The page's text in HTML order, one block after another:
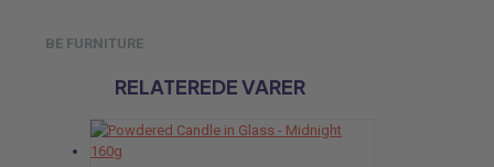
BE FURNITURE
RELATEREDE VARER